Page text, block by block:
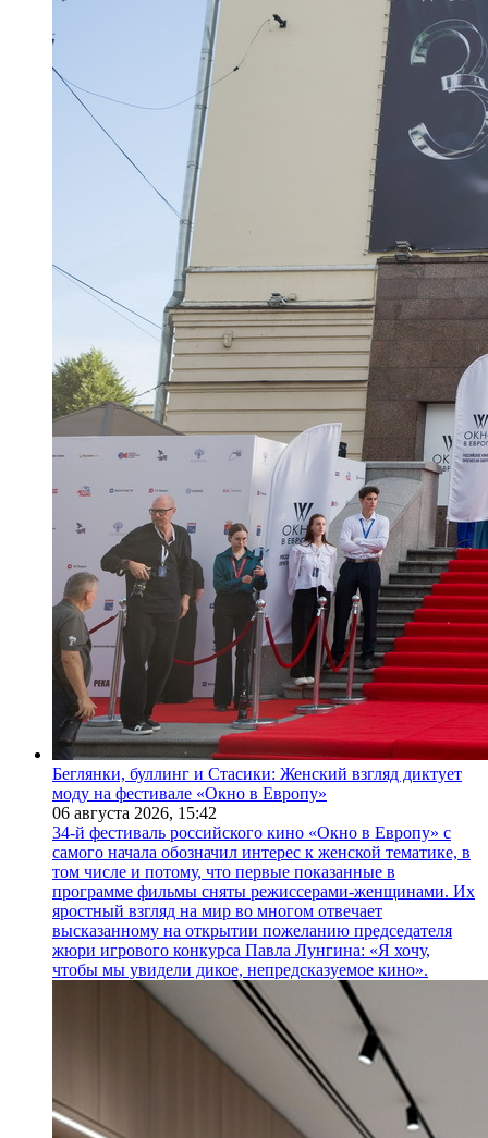
Беглянки, буллинг и Стасики: Женский взгляд диктует
моду на фестивале «Окно в Европу»
06 августа 2026, 15:42
34-й фестиваль российского кино «Окно в Европу» с
самого начала обозначил интерес к женской тематике, в
том числе и потому, что первые показанные в
программе фильмы сняты режиссерами-женщинами. Их
яростный взгляд на мир во многом отвечает
высказанному на открытии пожеланию председателя
жюри игрового конкурса Павла Лунгина: «Я хочу,
чтобы мы увидели дикое, непредсказуемое кино».